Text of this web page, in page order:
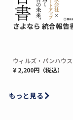
さよなら 統合報告
ウィルズ・パンハウ
¥ 2,200円（税込）
もっと見る